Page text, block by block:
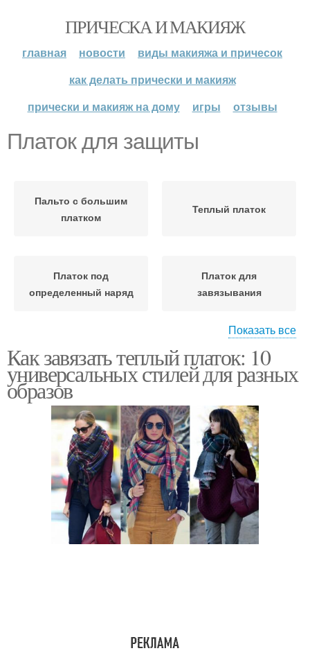
ПРИЧЕСКА И МАКИЯЖ
главная новости
виды макияжа и причесок
как делать прически и макияж
прически и макияж на дому
игры отзывы
Платок для защиты
Пальто с большим
платком
Теплый платок
Платок под
определенный наряд
Платок для
завязывания
Авторские платки
Платки из итальянского
шелка
Платки на голову Платки на шею
Платки на зиму Платки на осень
Показать все
Как завязать теплый платок: 10
универсальных стилей для разных
образов